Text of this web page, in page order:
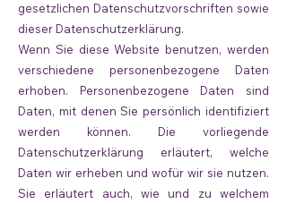
gesetzlichen Datenschutzvorschriften sowie
dieser Datenschutzerklärung.
Wenn Sie diese Website benutzen, werden
verschiedene personenbezogene Daten
erhoben. Personenbezogene Daten sind
Daten, mit denen Sie persönlich identifiziert
werden können. Die vorliegende
Datenschutzerklärung erläutert, welche
Daten wir erheben und wofür wir sie nutzen.
Sie erläutert auch, wie und zu welchem